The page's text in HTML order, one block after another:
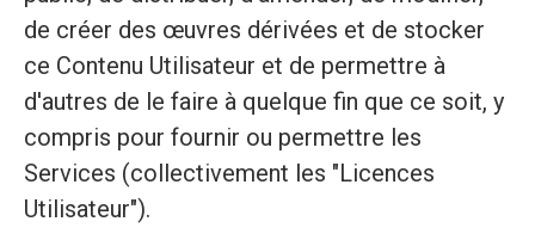
de créer des œuvres dérivées et de stocker
ce Contenu Utilisateur et de permettre à
d'autres de le faire à quelque fin que ce soit, y
compris pour fournir ou permettre les
Services (collectivement les "Licences
Utilisateur").